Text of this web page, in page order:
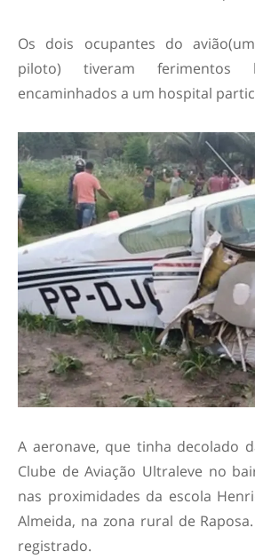
Os dois ocupantes do
piloto) tiveram
encaminhados a um hospital
A aeronave, que tinha decolado
Clube de Aviação Ultraleve no
nas proximidades da escola
Almeida, na zona rural de
registrado.